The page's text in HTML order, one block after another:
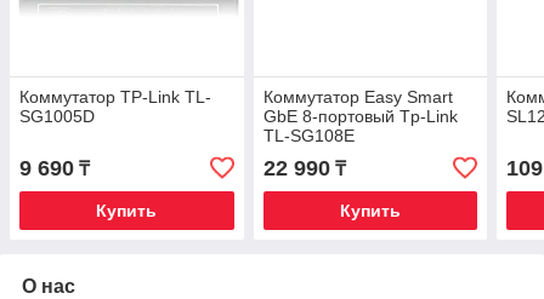
Коммутатор TP-Link TL-
SG1005D
9 690 ₸
Купить
Коммутатор Easy Smart
GbE 8-портовый Tp-Link
TL-SG108E
22 990₸
Купить
О нас